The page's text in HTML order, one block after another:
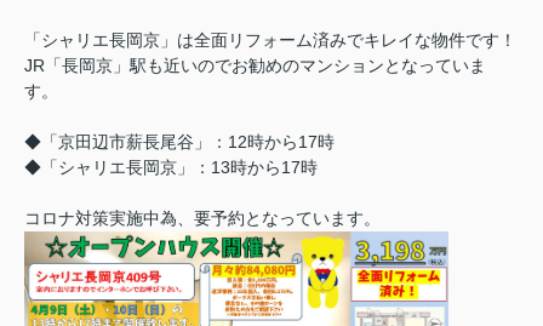
「シャリエ長岡京」は全面リフォーム済みでキレイな物件です！
JR「長岡京」駅も近いのでお勧めのマンションとなっていま
す。
◆「京田辺市薪長尾谷」：12時から17時
◆「シャリエ長岡京」：13時から17時
コロナ対策実施中為、要予約となっています。